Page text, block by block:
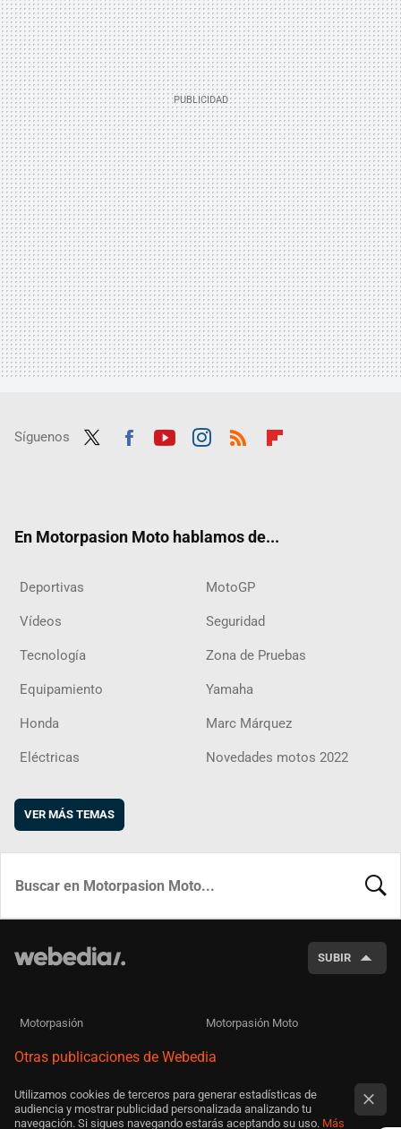
Síguenos
En Motorpasion Moto hablamos de...
Deportivas MotoGP
Vídeos Seguridad
Tecnología Zona de Pruebas
Equipamiento Yamaha
Honda Marc Márquez
Eléctricas Novedades motos 2022
VER MÁS TEMAS
SUBIR
Motorpasión Motorpasión Moto
Otras publicaciones de Webedia
Utilizamos cookies de terceros para generar estadísticas de
audiencia y mostrar publicidad personalizada analizando tu
navegación. Si sigues navegando estarás aceptando su uso. Más